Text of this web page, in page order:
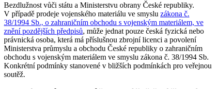
Bezdlužnost vůči státu a Ministerstvu obrany České republiky.
V případě prodeje vojenského materiálu ve smyslu zákona č.
38/1994 Sb., o zahraničním obchodu s vojenským materiálem, ve
znění pozdějších předpisů, může jednat pouze česká fyzická nebo
právnická osoba, která má příslušnou zbrojní licenci a povolení
Ministerstva průmyslu a obchodu České republiky o zahraničním
obchodu s vojenským materiálem ve smyslu zákona č. 38/1994 Sb.
Konkrétní podmínky stanovené v bližších podmínkách pro veřejnou
soutěž.